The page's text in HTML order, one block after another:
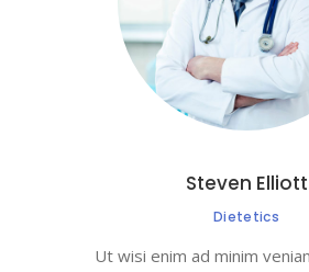
Steven Elliott
Dietetics
Ut wisi enim ad minim